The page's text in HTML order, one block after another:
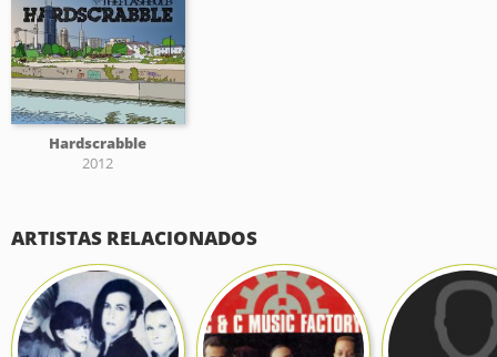
Hardscrabble
2012
ARTISTAS RELACIONADOS